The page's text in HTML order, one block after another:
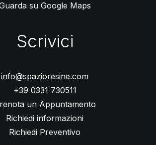
su Google Maps
Scrivici
info@spazioresine.com
+39 0331 730511
un Appuntamento
Richiedi informazioni
Richiedi Preventivo